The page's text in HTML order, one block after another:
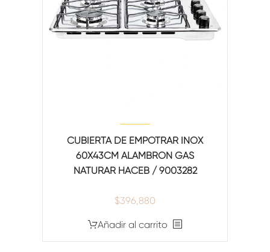
CUBIERTA DE EMPOTRAR INOX
60X43CM ALAMBRON GAS
NATURAR HACEB / 9003282
$396,880
Añadir al carrito